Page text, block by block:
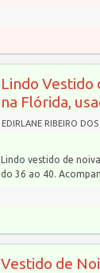
Lindo Vestido
na Flórida,
EDIRLANE RIBEIRO
Lindo vestido de
do 36 ao 40.
Vestido de